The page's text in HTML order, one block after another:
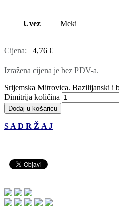
Uvez Meki
Cijena: 4,76 €
Izražena cijena je bez PDV-a.
Srijemska Mitrovica. Bazilijanski i
Dimitrija količina
Dodaj u košaricu
S A D R Ž A J